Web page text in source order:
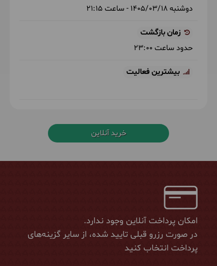
دوشنبه 1405/03/18 - ساعت 21:15
زمان بازگشت
حدود ساعت 23:00
بیشترین فعالیت
خرید آنلاین
امکان پرداخت آنلاین وجود ندارد.
در صورت رزرو قبلی تایید شده، از سایر گزینه‌های
پرداخت انتخاب کنید